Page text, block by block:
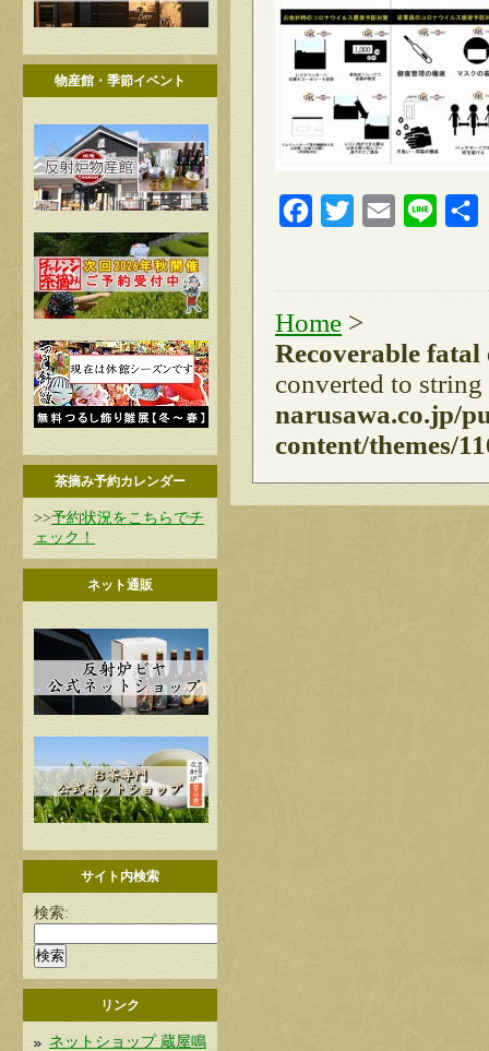
物産館・季節イベント
茶摘み予約カレンダー
>>予約状況をこちらでチ
ェック！
ネット通販
サイト内検索
検索:
リンク
ネットショップ 蔵屋鳴
FacebookTwitter Email Line
Home >
Recoverable
converted to
narusawa.co.jp/
content/themes/